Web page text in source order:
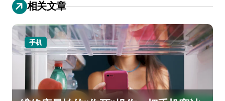
相关文章
手机